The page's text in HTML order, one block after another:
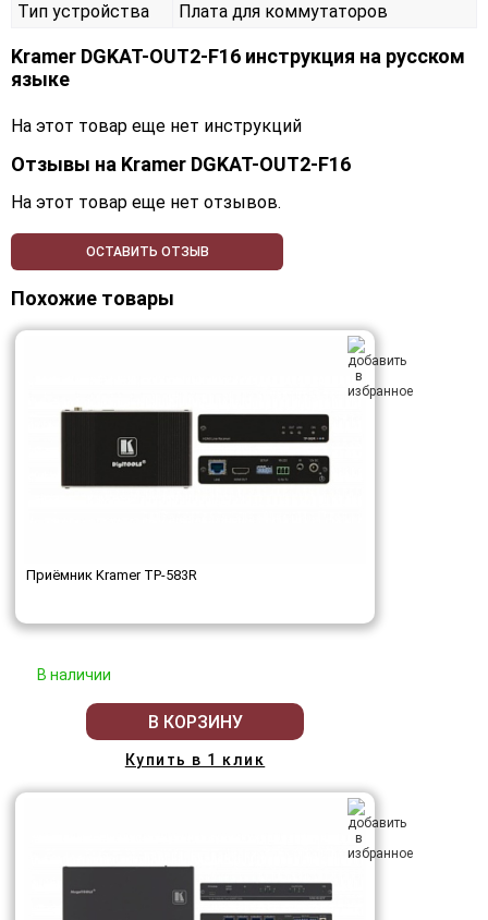
Тип устройства
Плата для коммутаторов
Kramer DGKAT-OUT2-F16 инструкция на русском
языке
На этот товар еще нет инструкций
Отзывы на Kramer DGKAT-OUT2-F16
На этот товар еще нет отзывов.
ОСТАВИТЬ ОТЗЫВ
Похожие товары
Приёмник Kramer TP-583R
В наличии
В КОРЗИНУ
Купить в 1 клик